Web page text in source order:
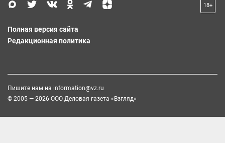
18+
Полная версия сайта
Редакционная политика
Пишите нам на information@vz.ru
© 2005 — 2026 ООО Деловая газета «Взгляд»